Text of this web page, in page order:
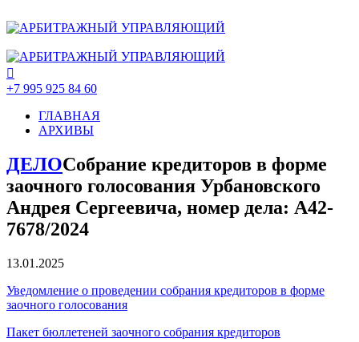
+7 995 925 84 60
ГЛАВНАЯ
АРХИВЫ
ДЕЛОСобрание кредиторов в форме
заочного голосования Урбановского
Андрея Сергеевича, номер дела: А42-
7678/2024
13.01.2025
Уведомление о проведении собрания кредиторов в форме
заочного голосования
Пакет бюллетеней заочного собрания кредиторов